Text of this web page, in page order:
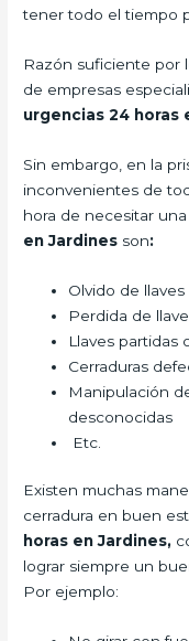
tener todo el tiempo
Razón suficiente por
de empresas
urgencias 24 horas
Sin embargo, en la
inconvenientes de
hora de necesitar una
en Jardines son:
Olvido de llaves
Perdida de
Llaves partidas
Cerraduras
Manipulación
desconocidas
Etc.
Existen muchas
cerradura en buen
horas en Jardines,
lograr siempre un
Por ejemplo: